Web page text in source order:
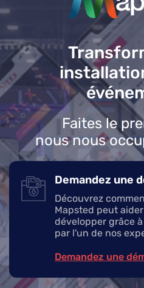
Faites le
nous nous
Demandez une
Découvrez
Mapsted peut
développer grâce
par l'un de nos
Demandez une